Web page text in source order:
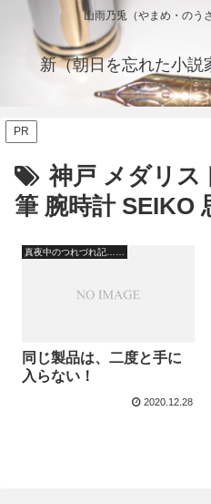
山雨乃兎（やまめ・のう
新（朝日を忘れた小説
PR
神戸 メダリス
筆 腕時計 SEIKO
真夜中のつれづれ記……
同じ製品は、二度と手に
入らない！
2020.12.28